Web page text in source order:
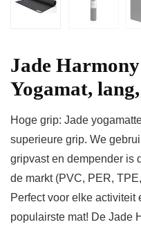
Jade
Yogamat,
Hoge grip: Jade
superieure grip. We
gripvast en dempender is
de markt (PVC, PER,
Perfect voor elke
populairste mat! De Jade